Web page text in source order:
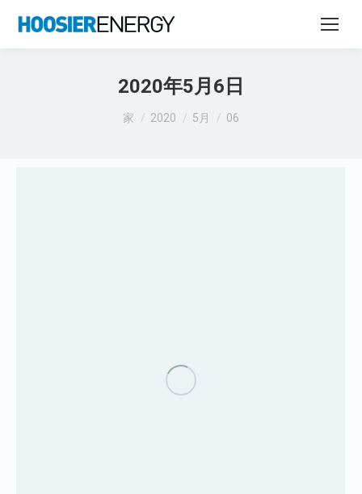
2020年5月6日
あなたはここにいる：
家 2020 5月 06